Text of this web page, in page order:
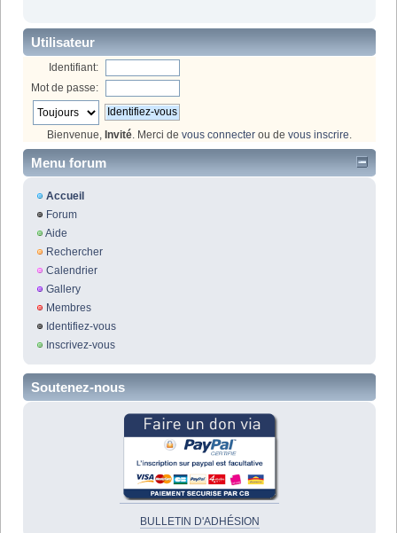
Utilisateur
Identifiant:
Mot de passe:
Bienvenue, Invité . Merci de vous connecter ou de vous inscrire
Menu forum
Accueil
Forum
Aide
Rechercher
Calendrier
Gallery
Membres
Identifiez-vous
Inscrivez-vous
Soutenez-nous
BULLETIN D'ADHÉSION